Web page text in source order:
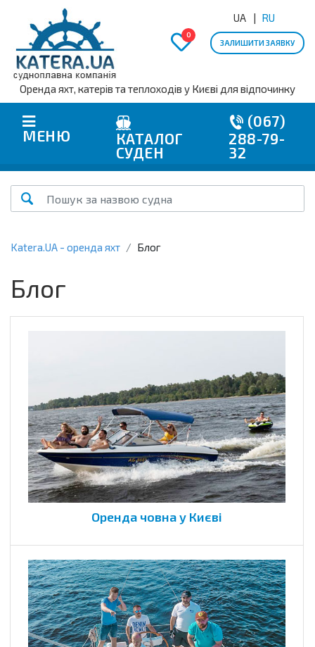
0
UA RU
ЗАЛИШИТИ ЗАЯВКУ
Оренда яхт, катерів та теплоходів у Києві для відпочинку
МЕНЮ
КАТАЛОГ
СУДЕН
(067)
288-79-
32
Katera.UA - оренда яхт Блог
Блог
Оренда човна у Києві